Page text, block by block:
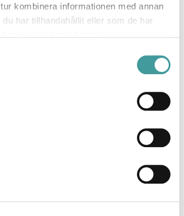
kombinera informationen med annan
har tillhandahållit eller som de har